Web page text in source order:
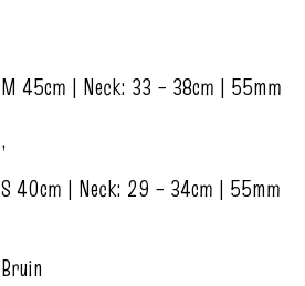
M 45cm | Neck: 33 – 38cm | 55mm
,
S 40cm | Neck: 29 – 34cm | 55mm
Bruin